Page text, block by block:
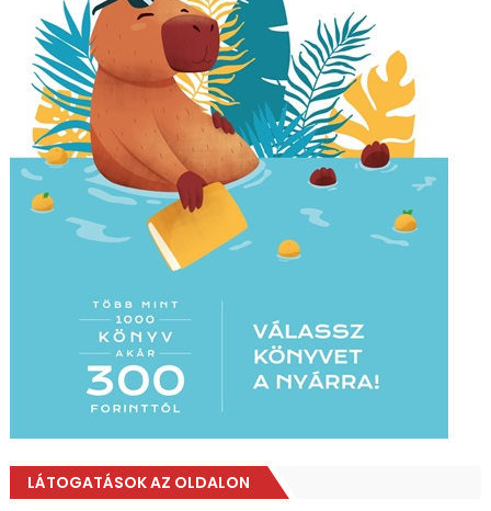
LÁTOGATÁSOK AZ OLDALON